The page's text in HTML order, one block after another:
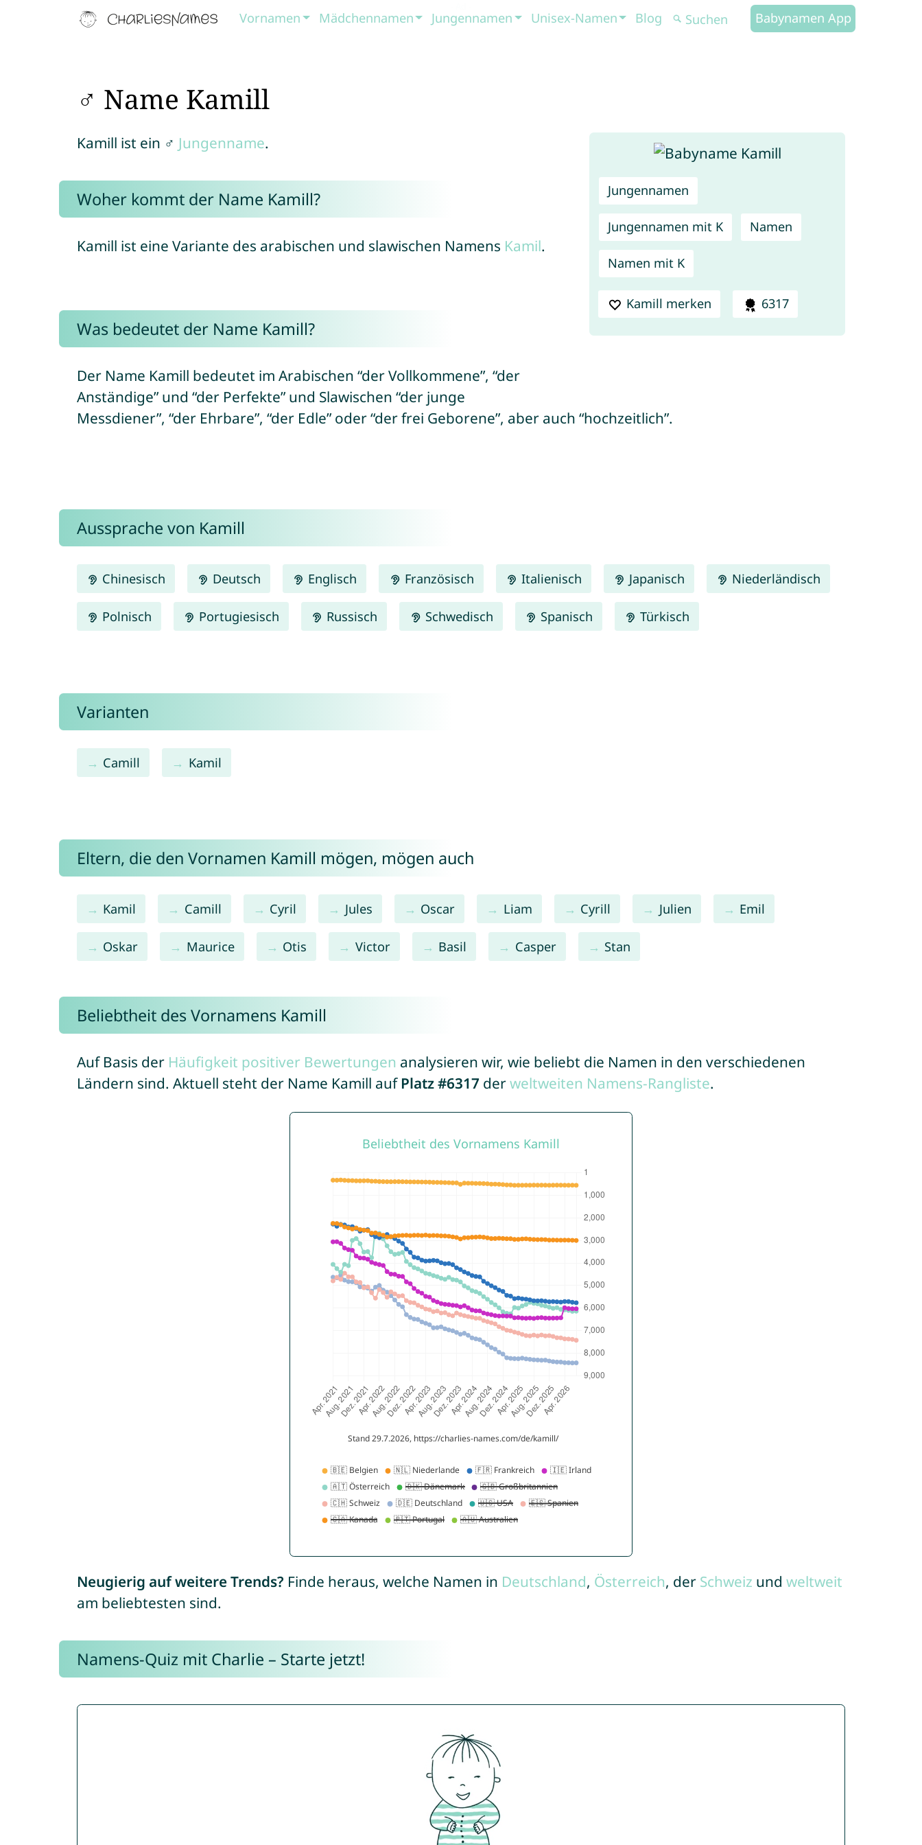
Vornamen Mädchennamen Jungennamen Unisex-Namen Blog Babynamen App
♂ Name Kamill
Jungennamen
Jungennamen mit K Namen
Namen mit K
Kamill merken 6317
Kamill ist ein ♂ Jungenname.
Woher kommt der Name Kamill?
Kamill ist eine Variante des arabischen und slawischen Namens Kamil.
Was bedeutet der Name Kamill?
Der Name Kamill bedeutet im Arabischen “der Vollkommene”, “der
Anständige” und “der Perfekte” und Slawischen “der junge
Messdiener”, “der Ehrbare”, “der Edle” oder “der frei Geborene”, aber auch “hochzeitlich”.
Aussprache von Kamill
Chinesisch Deutsch Englisch Französisch Italienisch Japanisch Niederländisch
Polnisch Portugiesisch Russisch Schwedisch Spanisch Türkisch
Varianten
Camill Kamil
Eltern, die den Vornamen Kamill mögen, mögen auch
Kamil Camill Cyril Jules Oscar Liam Cyrill Julien Emil
Oskar Maurice Otis Victor Basil Casper Stan
Beliebtheit des Vornamens Kamill
Auf Basis der Häufigkeit positiver Bewertungen analysieren wir, wie beliebt die Namen in den verschiedenen
Ländern sind. Aktuell steht der Name Kamill auf Platz #6317 derweltweiten Namens-Rangliste.
Neugierig auf weitere Trends? Finde heraus, welche Namen in Deutschland, Österreich, der Schweiz und weltweit
am beliebtesten sind.
Namens-Quiz mit Charlie – Starte jetzt!